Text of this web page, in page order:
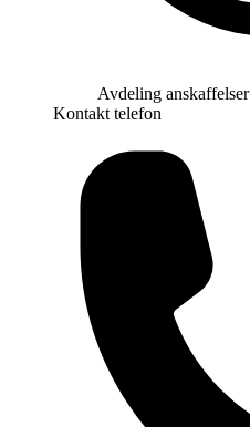
Avdeling anskaffelser
Kontakt telefon